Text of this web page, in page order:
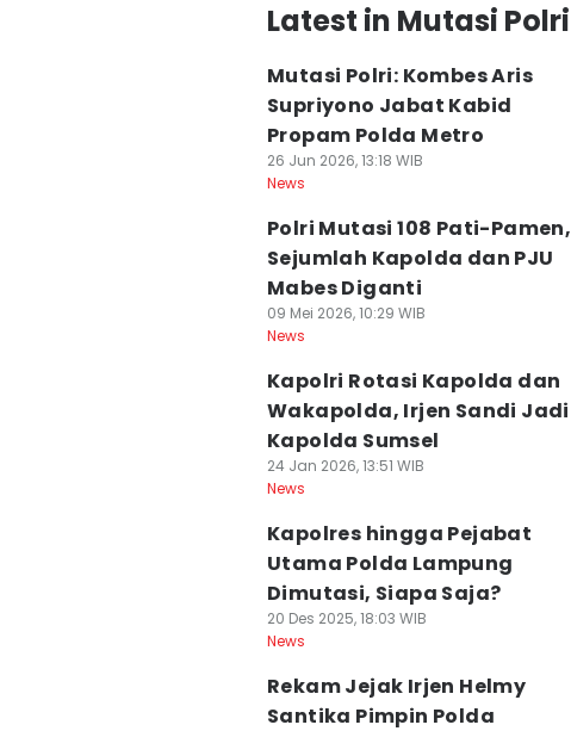
Latest in Mutasi Polri
Mutasi Polri: Kombes Aris
Supriyono Jabat Kabid
Propam Polda Metro
26 Jun 2026, 13:18 WIB
News
Polri Mutasi 108 Pati-Pamen,
Sejumlah Kapolda dan PJU
Mabes Diganti
09 Mei 2026, 10:29 WIB
News
Kapolri Rotasi Kapolda dan
Wakapolda, Irjen Sandi Jadi
Kapolda Sumsel
24 Jan 2026, 13:51 WIB
News
Kapolres hingga Pejabat
Utama Polda Lampung
Dimutasi, Siapa Saja?
20 Des 2025, 18:03 WIB
News
Rekam Jejak Irjen Helmy
Santika Pimpin Polda